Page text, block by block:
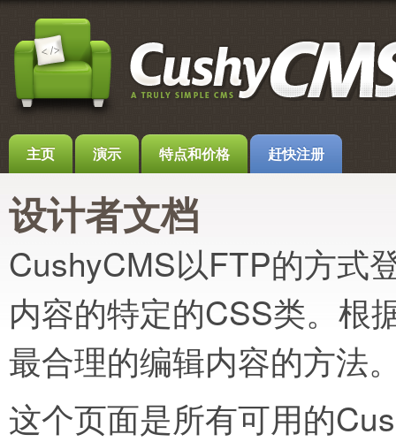
主页 演示 特点和价格 赶快注册
设计者文档
CushyCMS以FTP的方式
内容的特定的CSS类。根
最合理的编辑内容的方法
这个页面是所有可用的